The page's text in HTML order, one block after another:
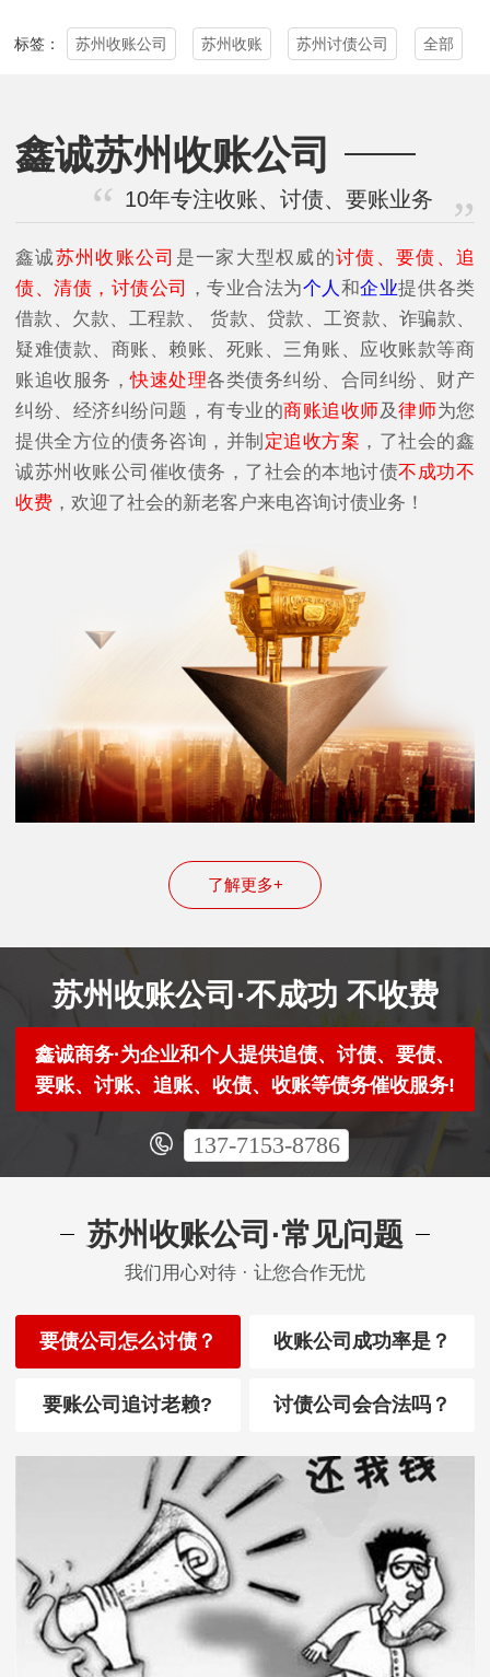
标签： 苏州收账公司 苏州收账 苏州讨债公司 全部
鑫诚苏州收账公司
10年专注收账、讨债、要账业务
鑫诚苏州收账公司 是一家大型权威的讨债、要债、追
债、清债，讨债公司
，专业合法为个人 和企业提供各类
借款、欠款、工程款、 货款、贷款、工资款、诈骗款、
疑难债款、商账、赖账、死账、三角账、应收账款等商
账追收服务，快速处理各类债务纠纷、合同纠纷、财产
纠纷、经济纠纷问题，有专业的商账追收师及律师为您
提供全方位的债务咨询，并制 定追收方案 ，了社会的鑫
诚苏州收账公司催收债务，了社会的本地讨债不成功不
收费 ，欢迎了社会的新老客户来电咨询讨债业务！
了解更多+
苏州收账公司·不成功 不收费
鑫诚商务·为企业和个人提供追债、讨债、要债、
要账、讨账、追账、收债、收账等债务催收服务!
137-7153-8786
苏州收账公司·常见问题
我们用心对待 · 让您合作无忧
要债公司怎么讨债？ 收账公司成功率是？
要账公司追讨老赖? 讨债公司会合法吗？